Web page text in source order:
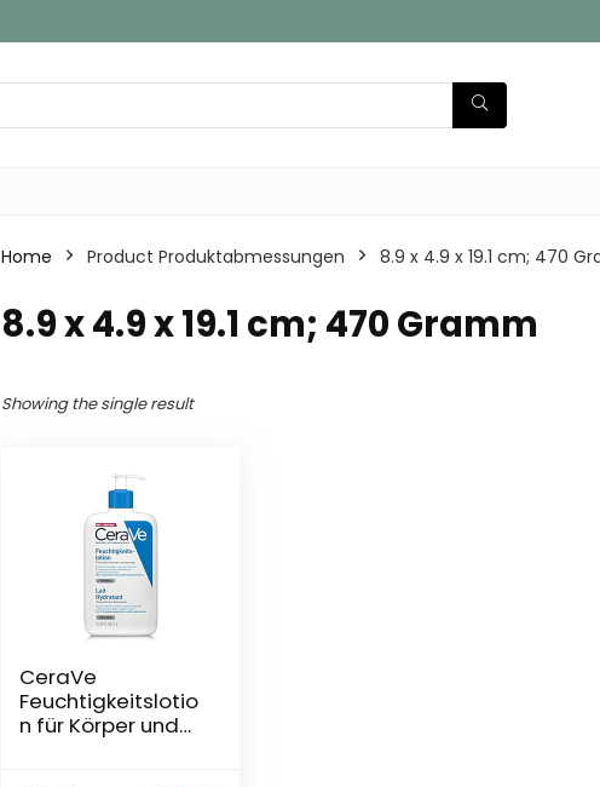
Home Product Produktabmessungen ‎8.9 x 4.9 x 19.1 cm; 470
‎8.9 x 4.9 x 19.1 cm; 470 Gramm
Showing the single result
CeraVe
Feuchtigkeitslotio
n für Körper und